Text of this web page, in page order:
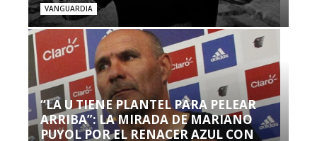
VANGUARDIA
“LA U TIENE PLANTEL PARA PELEAR
ARRIBA”: LA MIRADA DE MARIANO
PUYOL POR EL RENACER AZUL CON